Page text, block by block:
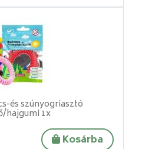
és szúnyogriasztó
hajgumi 1x
Kosárba